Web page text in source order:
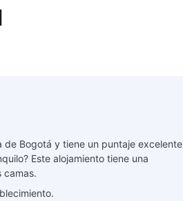
de Bogotá y tiene un puntaje excelente
Este alojamiento tiene una
camas.